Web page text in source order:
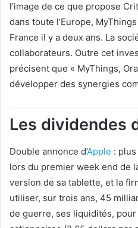
l’image de ce que propose
dans toute l’Europe,
France il y a deux ans. La
collaborateurs. Outre cet
précisent que « MyThings,
développer des synergies
Les dividendes
Double annonce d’Apple :
lors du premier week end de
version de sa tablette, et la
utiliser, sur trois ans, 45
de guerre, ses liquidités,